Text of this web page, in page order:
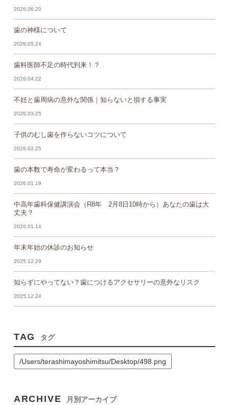
2026.06.20
歯の神様について
2026.05.24
歯科医師不足の時代到来！？
2026.04.22
不妊と歯周病の意外な関係｜知らないと損する事実
2026.03.25
子供のむし歯を作らないコツについて
2026.02.25
歯の本数で寿命が変わるって本当？
2026.01.19
中高年歯科保健講演会（R8年 2月8日10時から）あなたの歯は大
丈夫？
2026.01.14
年末年始の休診のお知らせ
2025.12.29
知らずにやってない？歯につけるアクセサリーの意外なリスク
2025.12.24
TAG タグ
/Users/terashimayoshimitsu/Desktop/498.png
ARCHIVE 月別アーカイブ